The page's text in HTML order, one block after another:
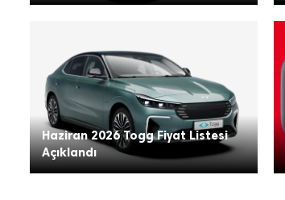
Haziran 2026 Togg Fiyat Listesi
Açıklandı